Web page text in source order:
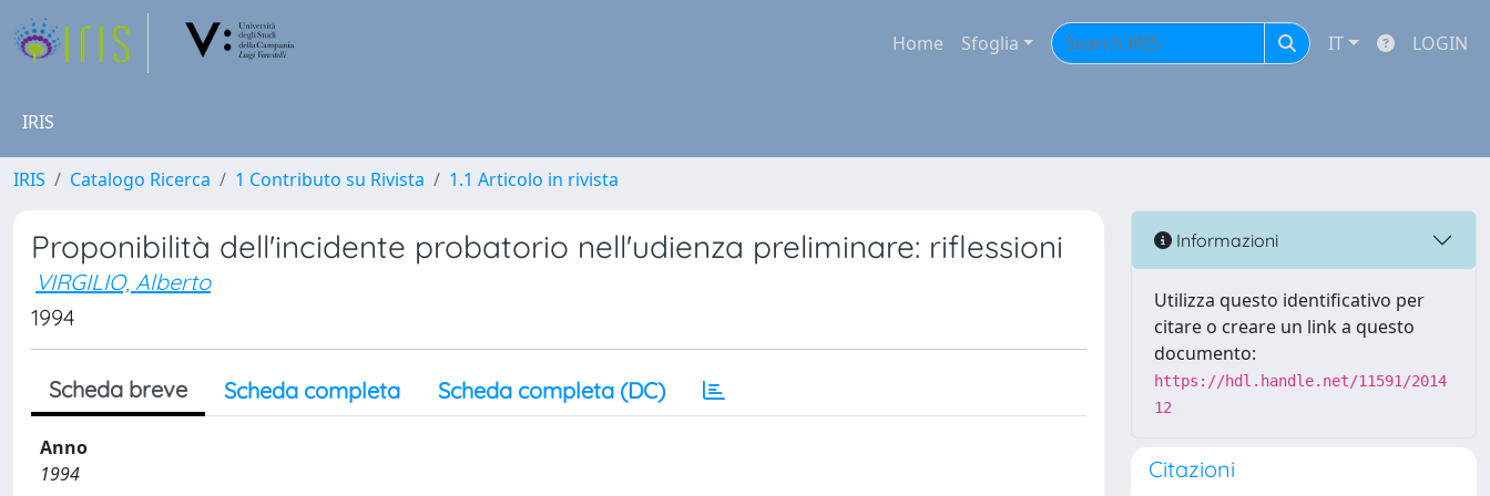
Home Sfoglia IT LOGIN
IRIS
IRIS Catalogo Ricerca 1 Contributo su Rivista 1.1 Articolo in rivista
Proponibilità dell'incidente probatorio nell'udienza preliminare: riflessioni
VIRGILIO, Alberto
1994
Scheda breve Scheda completa Scheda completa (DC)
Anno
1994
Informazioni
Utilizza questo identificativo per
citare o creare un link a questo
documento:
https://hdl.handle.net/11591/2014
12
Citazioni